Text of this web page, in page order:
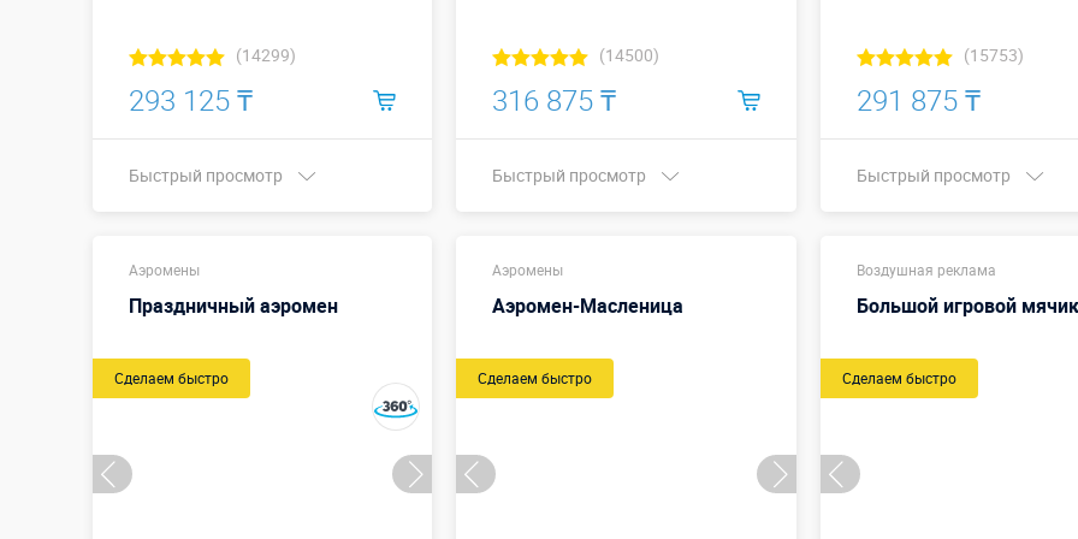
(14299)
293 125 ₸
Быстрый просмотр
(14500)
316 875 ₸
Быстрый просмотр
(15753)
291 875 ₸
Быстрый просмотр
Аэромены
Праздничный аэромен
Сделаем быстро
Аэромены
Аэромен-Масленица
Сделаем быстро
Воздушная реклама
Большой игровой мячик
Сделаем быстро